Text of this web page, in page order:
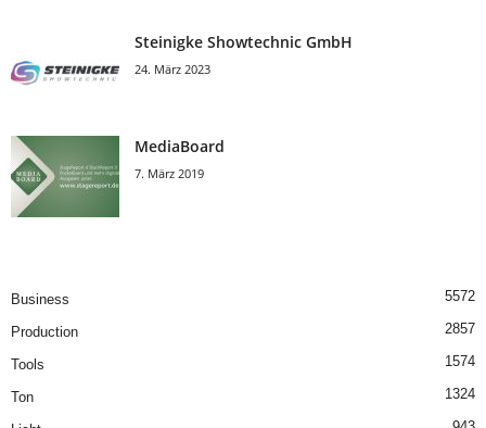
Steinigke Showtechnic GmbH
24. März 2023
MediaBoard
7. März 2019
Business 5572
Production 2857
Tools 1574
Ton 1324